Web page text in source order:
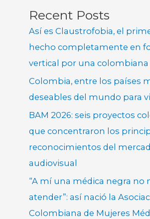
Recent Posts
Así es Claustrofobia, el
hecho completamente en
vertical por una colombiana
Colombia, entre los países
deseables del mundo para
BAM 2026: seis proyectos
que concentraron los
reconocimientos del
audiovisual
“A mí una médica negra no
atender”: así nació la
Colombiana de Mujeres